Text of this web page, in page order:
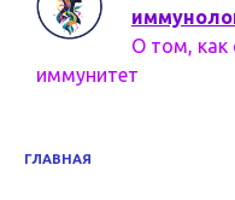
О том, как
иммунитет
ГЛАВНАЯ